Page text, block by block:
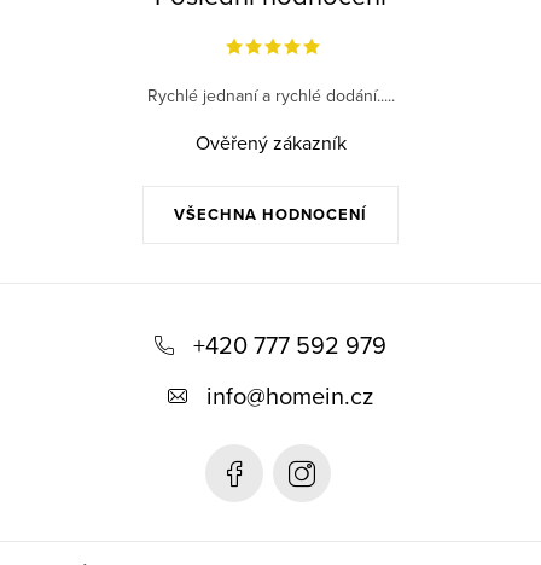
VŠECHNA HODNOCENÍ
Rychlé jednaní a rychlé dodání.....
Ověřený zákazník
+420 777 592 979
info@homein.cz